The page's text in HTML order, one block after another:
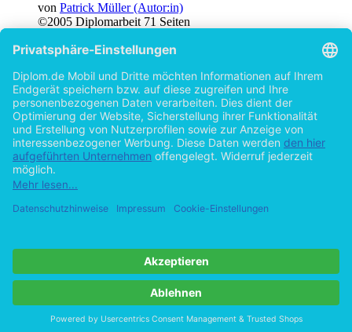
von Patrick Müller (Autor:in)
©2005 Diplomarbeit 71 Seiten
Kong and Mainland China
An Analysis of the Price Discount for H- versus A-Shares
vonPatrick Müller (Autor:in)
©2007 Masterarbeit 118 Seiten
Hilfe/FAQ
Impressum
AGB
Zur Desktop-Version
Copyright ©Imprint in der Bedey & Thoms Media GmbH
byOpen Publishing